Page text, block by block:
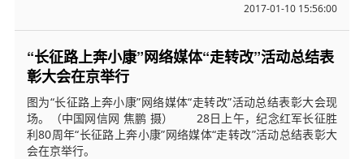
2017-01-10 15:56:00
“长征路上奔小康”网络媒体“走转改”活动总结表
彰大会在京举行
图为“长征路上奔小康”网络媒体“走转改”活动总结表彰大会现
场。（中国网信网 焦鹏 摄） 28日上午，纪念红军长征胜
利80周年“长征路上奔小康”网络媒体“走转改”活动总结表彰大
会在京举行。